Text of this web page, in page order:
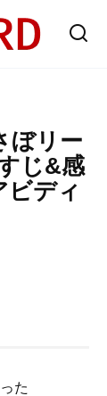
ぼリー
じ&感
ディ
た